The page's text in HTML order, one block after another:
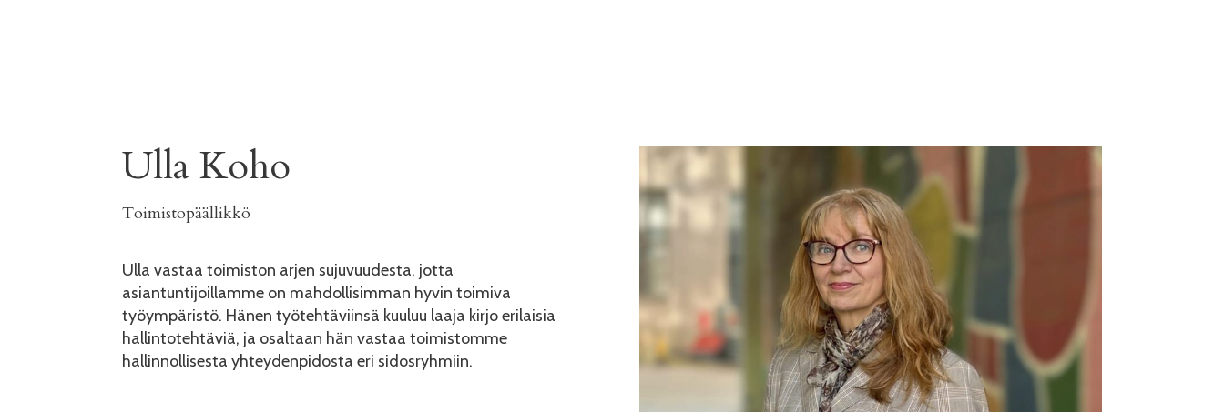
Ulla Koho
Toimistopäällikkö
Ulla vastaa toimiston arjen sujuvuudesta, jotta
asiantuntijoillamme on mahdollisimman hyvin toimiva
työympäristö. Hänen työtehtäviinsä kuuluu laaja kirjo erilaisia
hallintotehtäviä, ja osaltaan hän vastaa toimistomme
hallinnollisesta yhteydenpidosta eri sidosryhmiin.